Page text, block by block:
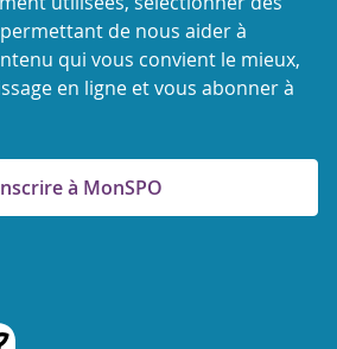
de nous aider à
qui vous convient le mieux,
en ligne et vous abonner à
à MonSPO